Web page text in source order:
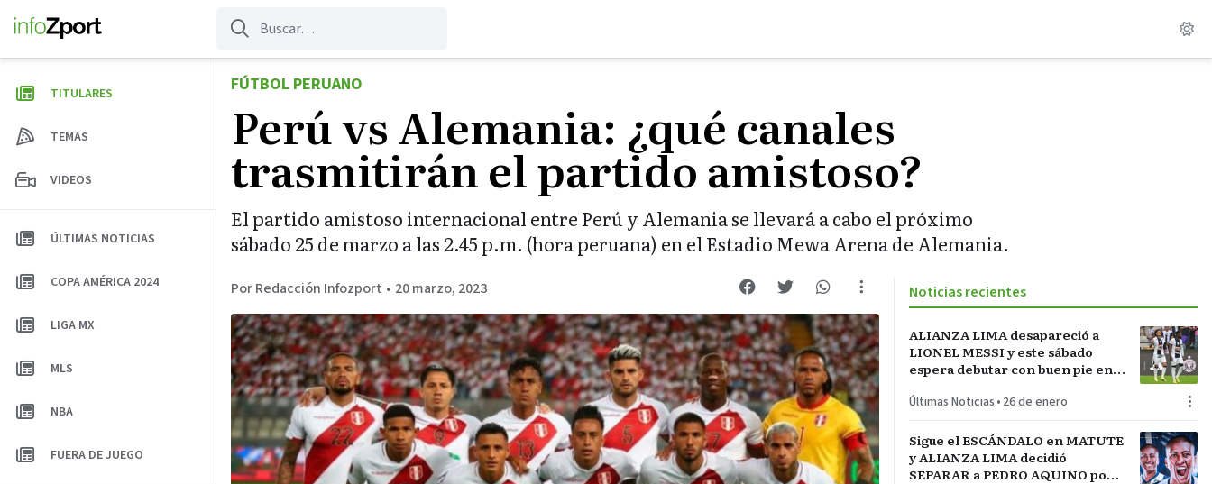
contenido
FÚTBOL PERUANO
Perú vs Alemania: ¿qué canales
trasmitirán el partido amistoso?
El partido amistoso internacional entre Perú y Alemania se llevará a cabo el próximo
sábado 25 de marzo a las 2.45 p.m. (hora peruana) en el Estadio Mewa Arena de Alemania.
Por Redacción Infozport • 20 marzo, 2023 Noticias recientes
ALIANZA LIMA desapareció a
LIONEL MESSI y este sábado
espera debutar con buen pie en
Últimas Noticias • 26 de enero
Sigue el ESCÁNDALO en MATUTE
y ALIANZA LIMA decidió
SEPARAR a PEDRO AQUINO por
TITULARES
TEMAS
VIDEOS
ÚLTIMAS NOTICIAS
COPA AMÉRICA 2024
LIGA MX
MLS
NBA
FUERA DE JUEGO